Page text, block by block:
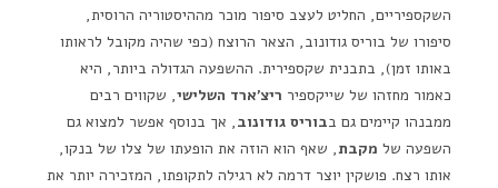
השקספיריים, החליט לעצב סיפור מוכר מההיסטוריה הרוסית,
סיפורו של בוריס גודונוב, הצאר הרוצח (כפי שהיה מקובל לראותו
באותו זמן), בתבנית שקספירית. ההשפעה הגדולה ביותר, היא
כאמור מחזהו של שייקספיר ריצ'ארד השלישי, שקווים רבים
ממבנהו קיימים גם בבוריס גודונוב, אך בנוסף אפשר למצוא גם
השפעה של מקבת, שאף הוא הוזה את הופעתו של צלו של בנקו,
אותו רצח. פושקין יוצר דרמה לא רגילה לתקופתו, המזכירה יותר את